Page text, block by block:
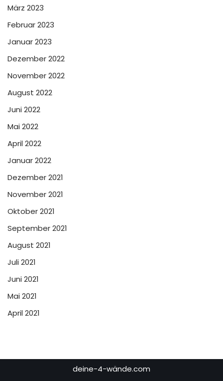
März 2023
Februar 2023
Januar 2023
Dezember 2022
November 2022
August 2022
Juni 2022
Mai 2022
April 2022
Januar 2022
Dezember 2021
November 2021
Oktober 2021
September 2021
August 2021
Juli 2021
Juni 2021
Mai 2021
April 2021
deine-4-wände.com